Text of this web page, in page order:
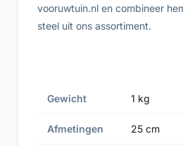
vooruwtuin.nl en combineer
steel uit ons assortiment.
Gewicht 1 kg
Afmetingen 25 cm